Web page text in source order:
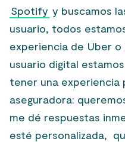
Spotify y buscamos
usuario, todos
experiencia de Uber
usuario digital
tener una experiencia
aseguradora:
me dé respuestas
esté personalizada,